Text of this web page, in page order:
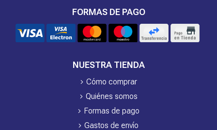
FORMAS DE PAGO
NUESTRA TIENDA
Cómo comprar
Quiénes somos
Formas de pago
Gastos de envío